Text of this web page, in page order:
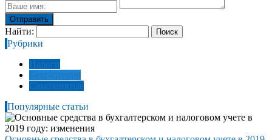
Найти:
Рубрики
Налоги
Самозанятые
Популярные статьи